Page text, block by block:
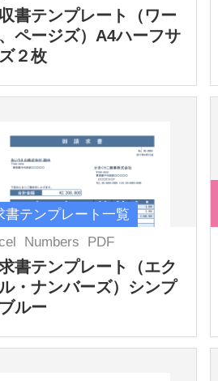
書テンプレート（ワー
、ページズ）A4ハーフサ
２枚
書テンプレート一覧
Numbers PDF
書テンプレート（エク
・ナンバーズ）シンプ
ルー